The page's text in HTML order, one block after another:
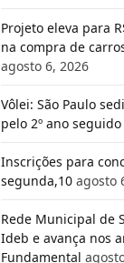
Projeto eleva para
na compra de
agosto 6, 2026
Vôlei: São Paulo
pelo 2º ano seguido
Inscrições para
segunda,10 agosto
Rede Municipal de
Ideb e avança nos
Fundamental